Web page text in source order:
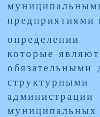
предприятиями
которые
обязательными